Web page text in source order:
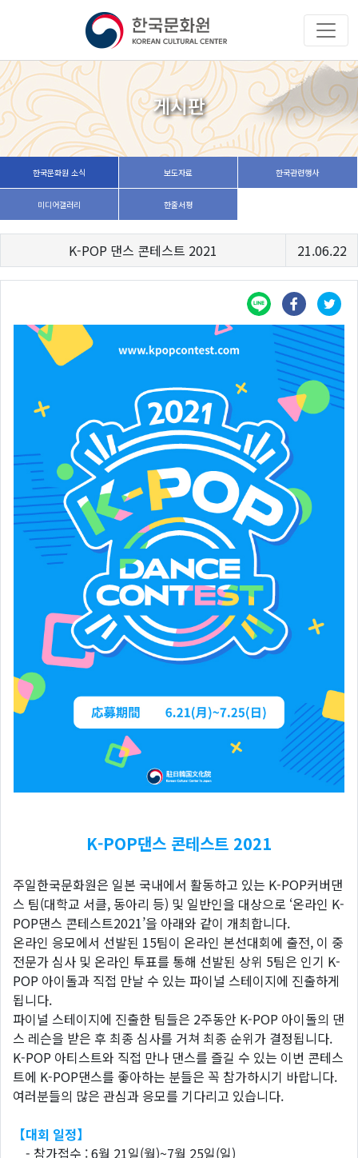
게시판
한국문화원 소식 보도자료 한국관련행사
미디어갤러리 한줄서평
K-POP 댄스 콘테스트 2021 21.06.22
K-POP댄스 콘테스트 2021
주일한국문화원은 일본 국내에서 활동하고 있는 K-POP커버댄
스 팀(대학교 서클, 동아리 등) 및 일반인을 대상으로 ‘온라인 K-
POP댄스 콘테스트2021’을 아래와 같이 개최합니다.
온라인 응모에서 선발된 15팀이 온라인 본선대회에 출전, 이 중
전문가 심사 및 온라인 투표를 통해 선발된 상위 5팀은 인기 K-
POP 아이돌과 직접 만날 수 있는 파이널 스테이지에 진출하게
됩니다.
파이널 스테이지에 진출한 팀들은 2주동안 K-POP 아이돌의 댄
스 레슨을 받은 후 최종 심사를 거쳐 최종 순위가 결정됩니다.
K-POP 아티스트와 직접 만나 댄스를 즐길 수 있는 이번 콘테스
트에 K-POP댄스를 좋아하는 분들은 꼭 참가하시기 바랍니다.
여러분들의 많은 관심과 응모를 기다리고 있습니다.
【대회 일정】
- 참가접수 : 6월 21일(월)~7월 25일(일)